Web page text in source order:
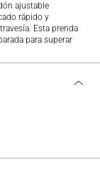
ajustable
rápido y
Esta prenda
para superar